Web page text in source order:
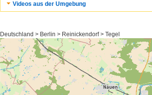
Videos aus der Umgebung
Deutschland > Berlin > Reinickendorf > Tegel